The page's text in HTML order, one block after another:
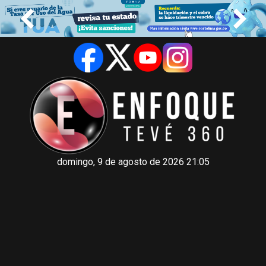
domingo, 9 de agosto de 2026 21:05